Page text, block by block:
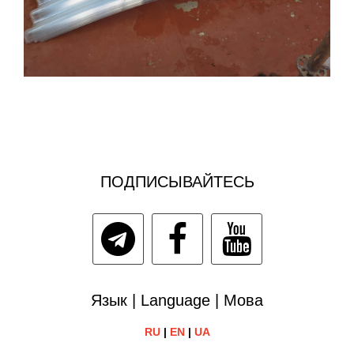
ПОДПИСЫВАЙТЕСЬ
Язык | Language | Мова
RU| EN| UA